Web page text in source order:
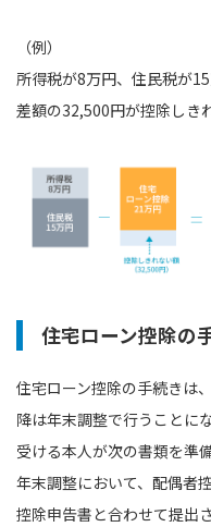
（例）
所得税が8万円、住民税が
差額の32,500円が控除しき
住宅ローン控除の
住宅ローン控除の手続きは
降は年末調整で行うことに
受ける本人が次の書類を準
年末調整において、配偶者
控除申告書と合わせて提出